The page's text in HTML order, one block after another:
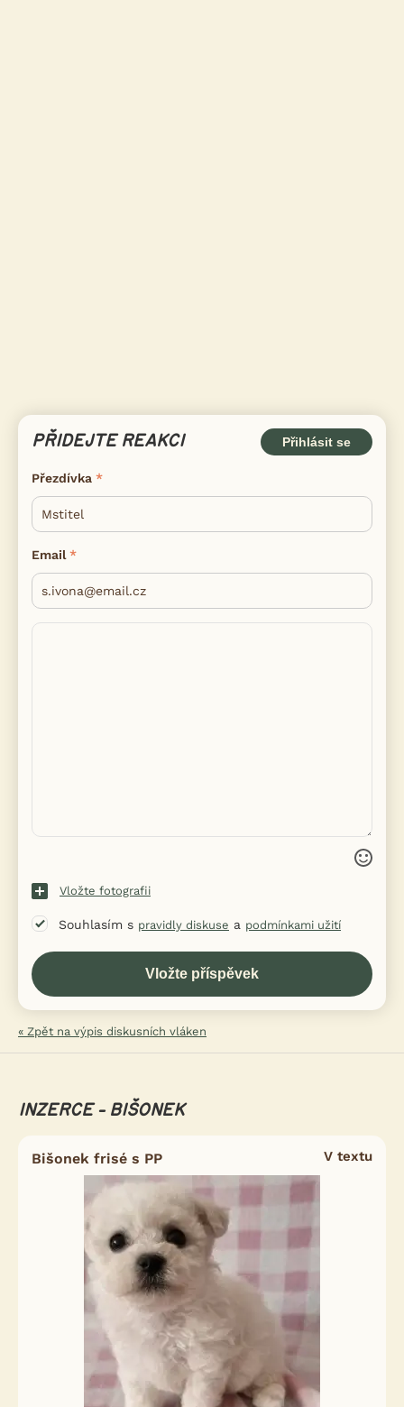
PŘIDEJTE REAKCI Přihlásit se
Přezdívka
Email
Vložte fotografii
Souhlasím s pravidly diskuse a podmínkami užití
« Zpět na výpis diskusních vláken
INZERCE - BIŠONEK
Bišonek frisé s PP V textu